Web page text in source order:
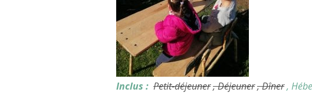
Inclus : Petit-déjeuner, Déjeuner, Dîner,